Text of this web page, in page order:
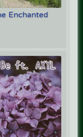
Enchanted